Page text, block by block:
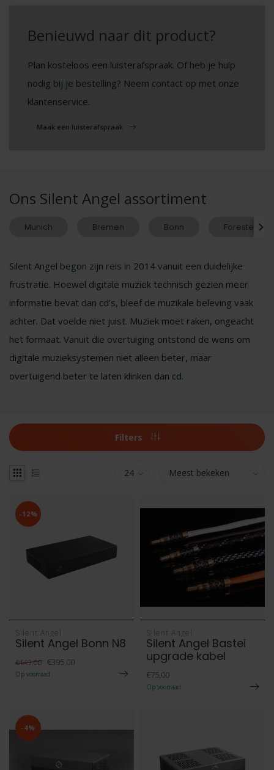
Benieuwd naar dit product?
Plan kosteloos een luisterafspraak. Of heb je hulp
nodig bij je bestelling? Neem contact op met onze
klantenservice.
Maak een luisterafspraak
Ons Silent Angel assortiment
Munich Bremen Bonn Forester
Silent Angel begon zijn reis in 2014 vanuit een duidelijke
frustratie. Hoewel digitale muziek technisch gezien meer
informatie bevat dan cd’s, bleef de muzikale beleving vaak
achter. Dat voelde niet juist. Muziek moet raken, ongeacht
het formaat. Vanuit die overtuiging ontstond de wens om
digitale muzieksystemen niet alleen beter, maar
overtuigend beter te laten klinken dan cd.
Filters
-12%
Silent Angel
Silent Angel Bonn N8
€449,00 €395,00
Op voorraad
Silent Angel
Silent Angel Bastei
upgrade kabel
€75,00
Op voorraad
-4%